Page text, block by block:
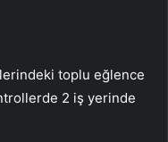
toplu eğlence
2 iş yerinde